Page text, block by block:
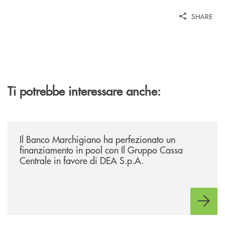
SHARE
Ti potrebbe interessare anche:
Il Banco Marchigiano ha perfezionato un
finanziamento in pool con Il Gruppo Cassa
Centrale in favore di DEA S.p.A.